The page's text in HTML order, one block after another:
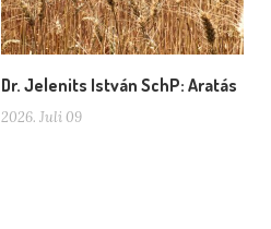
Dr. Jelenits István SchP: Aratás
2026. Juli 09